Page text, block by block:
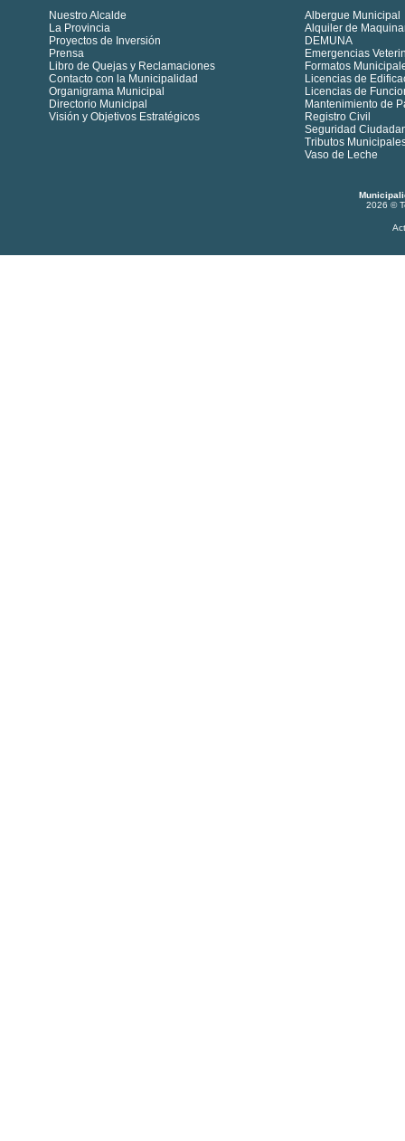
Nuestro Alcalde
La Provincia
Proyectos de Inversión
Prensa
Libro de Quejas y Reclamaciones
Contacto con la Municipalidad
Organigrama Municipal
Directorio Municipal
Visión y Objetivos Estratégicos
Albergue Municipal
Alquiler de
DEMUNA
Emergencias
Formatos
Licencias de
Licencias de
Mantenimiento de
Registro Civil
Seguridad
Tributos
Vaso de Leche
2026 ©